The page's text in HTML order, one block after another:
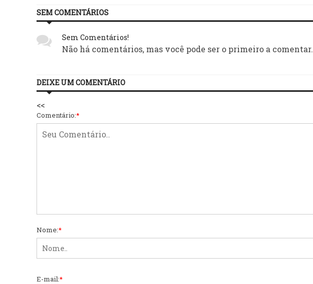
SEM COMENTÁRIOS
Sem Comentários!
Não há comentários, mas você pode ser o primeiro a comentar.
DEIXE UM COMENTÁRIO
<<
Comentário:*
Nome:*
E-mail:*